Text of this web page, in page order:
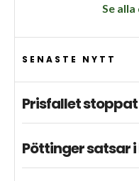
Se
SENASTE NYTT
Prisfallet stoppat
Pöttinger satsar